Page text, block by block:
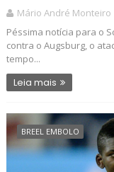
Mário André Monteiro
Péssima notícia para o
contra o Augsburg, o
tempo...
Leia mais
BREEL EMBOLO